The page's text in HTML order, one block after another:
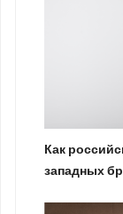
Как
западных